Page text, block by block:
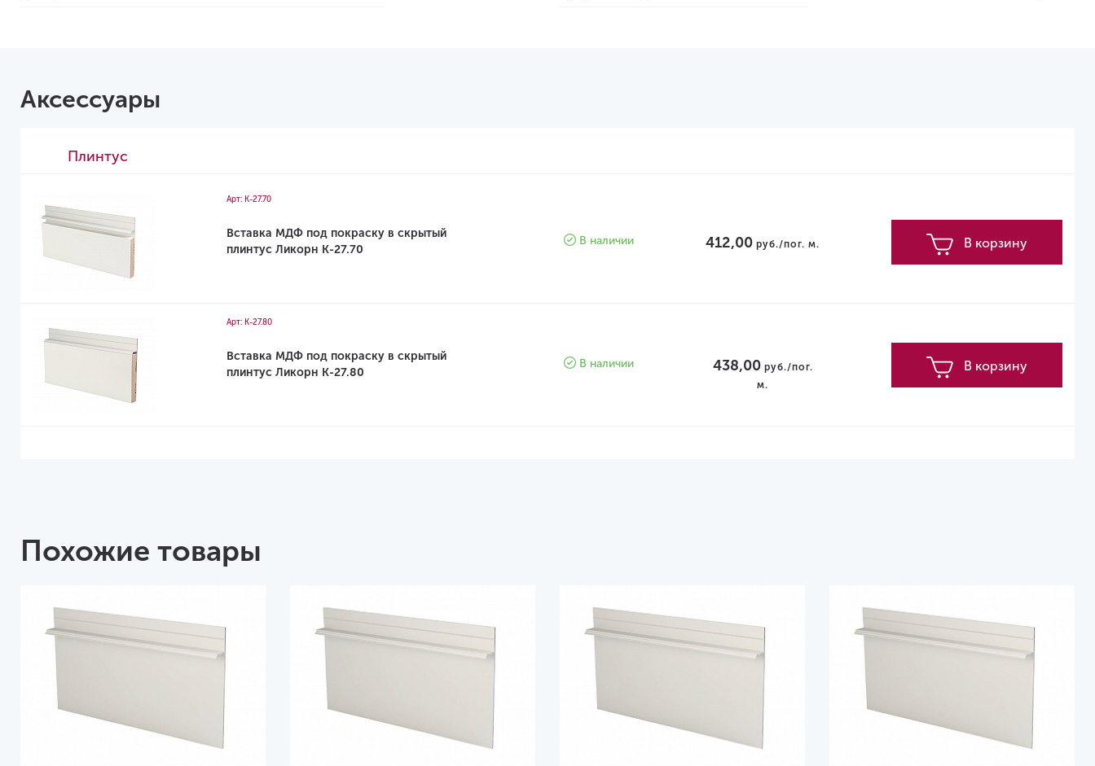
Аксессуары
Плинтус
Арт: К-27.70
Вставка МДФ под покраску в скрытый
плинтус Ликорн K-27.70
В наличии 412,00 руб./пог. м. В корзину
Арт: К-27.80
Вставка МДФ под покраску в скрытый
плинтус Ликорн K-27.80
В наличии 438,00руб./пог.
м.
В корзину
Похожие товары